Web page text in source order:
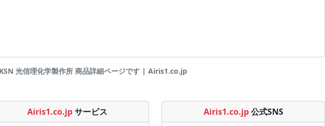
光信理化学製作所 商品詳細ページです | Airis1.co.jp
Airis1.co.jpサービス Airis1.co.jp 公式SNS